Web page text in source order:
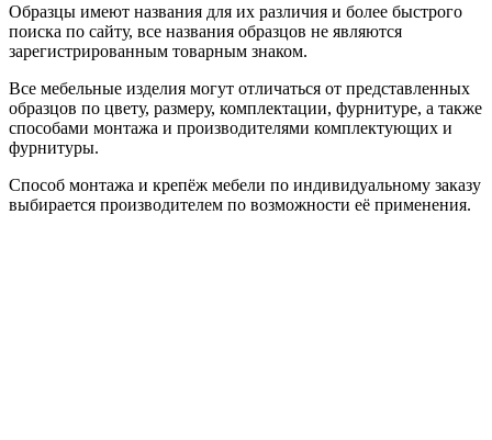
Образцы имеют названия для их различия и более быстрого
поиска по сайту, все названия образцов не являются
зарегистрированным товарным знаком.
Все мебельные изделия могут отличаться от представленных
образцов по цвету, размеру, комплектации, фурнитуре, а также
способами монтажа и производителями комплектующих и
фурнитуры.
Способ монтажа и крепёж мебели по индивидуальному заказу
выбирается производителем по возможности её применения.